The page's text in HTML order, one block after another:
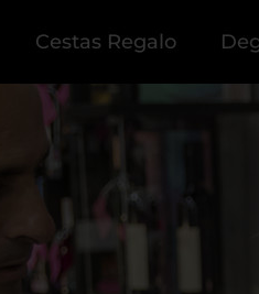
Cestas Regalo